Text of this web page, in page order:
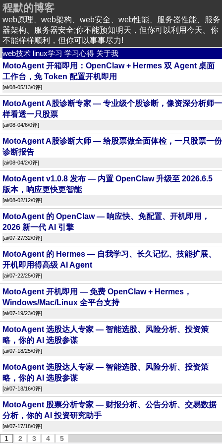
程默的博客
web原理、web架构、web安全、web性能、服务器性能、服务
器架构、服务器安全;你不能预知明天，但你可以利用今天。你
不能样样顺利，但你可以事事尽力!
web技术 linux学习 学习心得 关于我
MotoAgent 开箱即用：OpenClaw + Hermes 双 Agent 桌面
工作台，免 Token 配置开机即用
[ai/08-05/13/0评]
MotoAgent A股诊断专家 — 专业级个股诊断，像资深分析师一
样看透一只股票
[ai/08-04/6/0评]
MotoAgent A股诊断大师 — 给股票做全面体检，一只股票一份
诊断报告
[ai/08-04/2/0评]
MotoAgent v1.0.8 发布 — 内置 OpenClaw 升级至 2026.6.5
版本，响应更快更智能
[ai/08-02/12/0评]
MotoAgent 的 OpenClaw — 响应快、免配置、开机即用，
2026 新一代 AI 引擎
[ai/07-27/32/0评]
MotoAgent 的 Hermes — 自我学习、长久记忆、技能扩展、
开机即用得高级 AI Agent
[ai/07-22/25/0评]
MotoAgent 开机即用 — 免费 OpenClaw + Hermes，
Windows/Mac/Linux 全平台支持
[ai/07-19/23/0评]
MotoAgent 选股达人专家 — 智能选股、风险分析、投资策
略，你的 AI 选股参谋
[ai/07-18/25/0评]
MotoAgent 选股达人专家 — 智能选股、风险分析、投资策
略，你的 AI 选股参谋
[ai/07-18/16/0评]
MotoAgent 股票分析专家 — 财报分析、公告分析、交易数据
分析，你的 AI 投资研究助手
[ai/07-17/18/0评]
1 2 3 4 5